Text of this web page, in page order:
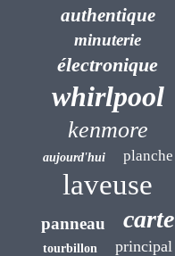
authentique
minuterie
électronique
whirlpool
kenmore
aujourd'hui planche
laveuse
panneau carte
tourbillon principal